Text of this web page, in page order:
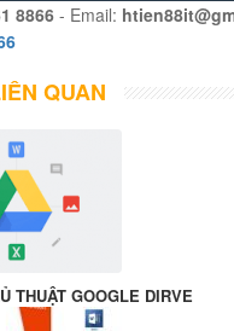
8866 - Email:
QUAN
THUẬT GOOGLE DIRVE